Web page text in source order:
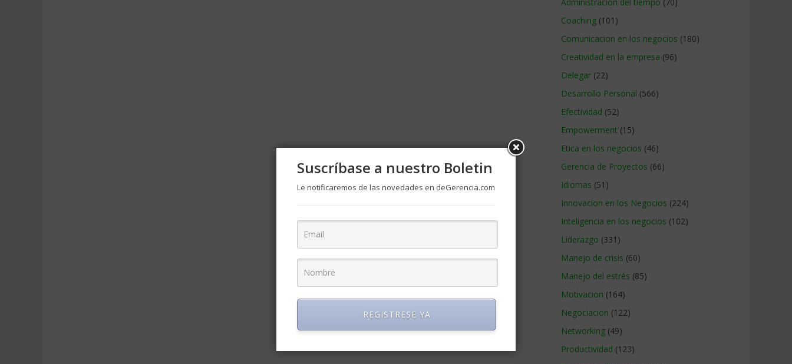
Coaching (101)
Comunicacion en los negocios (180)
Creatividad en la empresa (96)
Delegar (22)
Desarrollo Personal (566)
Efectividad (52)
Empowerment (15)
Etica en los negocios (46)
Gerencia de Proyectos (66)
Idiomas (51)
Innovacion en los Negocios (224)
Inteligencia en los negocios (102)
Liderazgo (331)
Manejo de crisis (60)
Manejo del estrés (85)
Motivacion (164)
Negociacion (122)
Networking (49)
Productividad (123)
Suscríbase a nuestro Boletin
Le notificaremos de las novedades en deGerencia.com
REGISTRESE YA